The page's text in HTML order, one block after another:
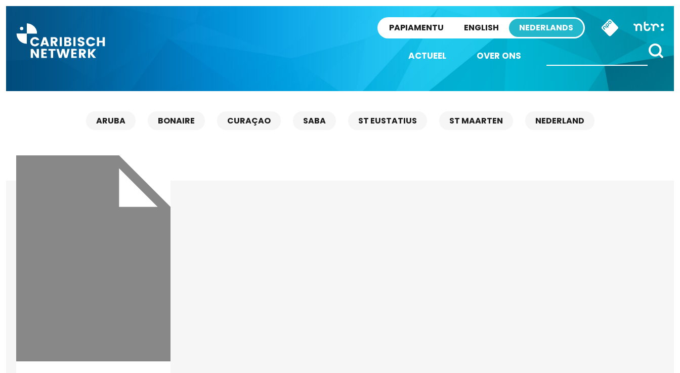
PAPIAMENTU ENGLISH NEDERLANDS
ACTUEEL OVER ONS
ARUBA BONAIRE CURAÇAO SABA ST EUSTATIUS ST MAARTEN NEDERLAND